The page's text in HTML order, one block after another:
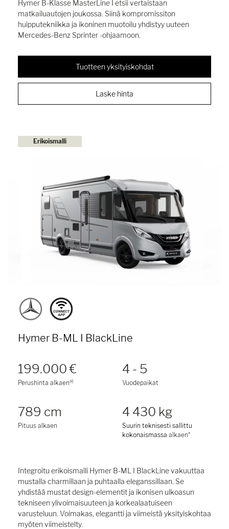
Hymer B-Klasse MasterLine I etsii vertaistaan
matkailuautojen joukossa. Siinä kompromissiton
huipputekniikka ja ikoninen muotoilu yhdistyy uuteen
Mercedes-Benz Sprinter -ohjaamoon.
Tuotteen yksityiskohdat
Laske hinta
Erikoismalli
Hymer B-ML I BlackLine
199.000 €
Perushinta alkaena)
4 - 5
Vuodepaikat
789 cm
Pituus alkaen
4 430 kg
Suurin teknisesti sallittu
kokonaismassa alkaen*
Integroitu erikoismalli Hymer B-ML I BlackLine vakuuttaa
mustalla charmillaan ja puhtaalla eleganssillaan. Se
yhdistää mustat design-elementit ja ikonisen ulkoasun
tekniseen ylivoimaisuuteen ja korkealaatuiseen
varusteluun. Voimakas, elegantti ja viimeistä yksityiskohtaa
myöten viimeistelty.